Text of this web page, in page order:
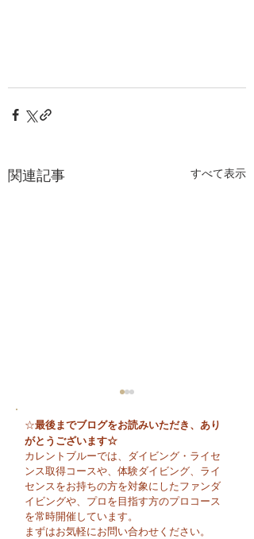
関連記事 すべて表示
夏本番！明日からお泊
まり海洋実習です♪
☆最後までブログをお読みいただき、あり
がとうございます☆
カレントブルーでは、ダイビング・ライセ
ンス取得コースや、体験ダイビング、ライ
センスをお持ちの方を対象にしたファンダ
イビングや、プロを目指す方のプロコース
を常時開催しています。
まずはお気軽にお問い合わせください。